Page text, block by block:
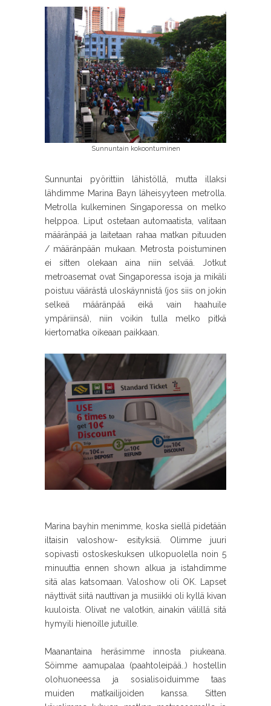
Sunnuntain kokoontuminen
Sunnuntai pyörittiin lähistöllä, mutta illaksi
lähdimme Marina Bayn läheisyyteen metrolla.
Metrolla kulkeminen Singaporessa on melko
helppoa. Liput ostetaan automaatista, valitaan
määränpää ja laitetaan rahaa matkan pituuden
/ määränpään mukaan. Metrosta poistuminen
ei sitten olekaan aina niin selvää. Jotkut
metroasemat ovat Singaporessa isoja ja mikäli
poistuu väärästä uloskäynnistä (jos siis on jokin
selkeä määränpää eikä vain haahuile
ympäriinsä), niin voikin tulla melko pitkä
kiertomatka oikeaan paikkaan.
Marina bayhin menimme, koska siellä pidetään
iltaisin valoshow- esityksiä. Olimme juuri
sopivasti ostoskeskuksen ulkopuolella noin 5
minuuttia ennen shown alkua ja istahdimme
sitä alas katsomaan. Valoshow oli OK. Lapset
näyttivät siitä nauttivan ja musiikki oli kyllä kivan
kuuloista. Olivat ne valotkin, ainakin välillä sitä
hymyili hienoille jutuille.
Maanantaina heräsimme innosta piukeana.
Söimme aamupalaa (paahtoleipää..) hostellin
olohuoneessa ja sosialisoiduimme taas
muiden matkailijoiden kanssa. Sitten